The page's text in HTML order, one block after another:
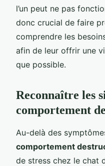
l’un peut ne pas
donc crucial de faire
comprendre les
afin de leur offrir une
que possible.
Reconnaître les
comportement
Au-delà des
comportement
de stress chez le chat